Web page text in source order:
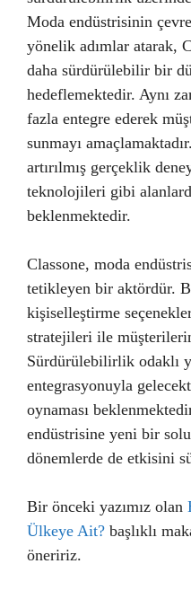
Moda endüstrisinin
yönelik adımlar atarak,
daha sürdürülebilir bir
hedeflemektedir. Aynı
fazla entegre ederek
sunmayı
artırılmış gerçeklik
teknolojileri gibi
beklenmektedir.
Classone, moda
tetikleyen bir aktördür.
kişiselleştirme
stratejileri ile
Sürdürülebilirlik odaklı
entegrasyonuyla
oynaması
endüstrisine yeni bir
dönemlerde de etkisini
Bir önceki yazımız olan
Ülkeye Ait? başlıklı
öneririz.